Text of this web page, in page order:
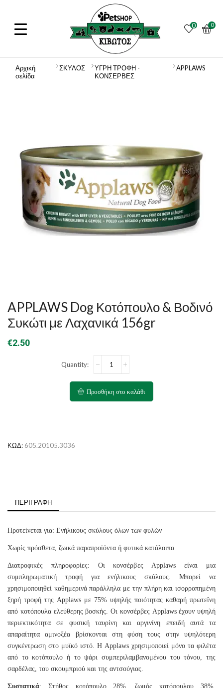
0 0
Αρχική
σελίδα
ΣΚΥΛΟΣ
ΥΓΡΗ ΤΡΟΦΗ -
ΚΟΝΣΕΡΒΕΣ
APPLAWS
APPLAWS Dog Κοτόπουλο & Βοδινό
Συκώτι με Λαχανικά 156gr
€2.50
Βοδινό
Συκώτι
Προσθήκη στο καλάθι
ΚΩΔ: 605.20105.3036
ΠΕΡΙΓΡΑΦΉ
Προτείνεται για: Ενήλικους σκύλους όλων των φυλών
Χωρίς πρόσθετα, ζωικά παραπροϊόντα ή φυτικά κατάλοιπα
Διατροφικές πληροφορίες: Οι κονσέρβες Applaws είναι μια
συμπληρωματική τροφή για ενήλικους σκύλους. Μπορεί να
χρησιμοποιηθεί καθημερινά παράλληλα με την πλήρη και ισορροπημένη
ξηρή τροφή της Applaws με 75% υψηλής ποιότητας καθαρή πρωτεΐνη
από κοτόπουλα ελεύθερης βοσκής. Οι κονσέρβες Applaws έχουν υψηλή
περιεκτικότητα σε φυσική ταυρίνη και αργινίνη επειδή αυτά τα
απαραίτητα αμινοξέα βρίσκονται στη φύση τους στην υψηλότερη
συγκέντρωση στο μυϊκό ιστό. Η Applaws χρησιμοποιεί μόνο τα φιλέτα
από το κοτόπουλο ή το ψάρι συμπεριλαμβανομένου του τόνου, της
σαρδέλας, του σκουμπριού και της αντσούγιας.
Συστατικά: Στήθος κοτόπουλο 28%, ζωμός κοτόπουλου 38%,